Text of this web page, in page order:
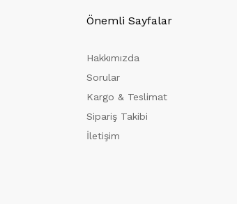
Önemli Sayfalar
Hakkımızda
Sorular
Kargo & Teslimat
Sipariş Takibi
İletişim